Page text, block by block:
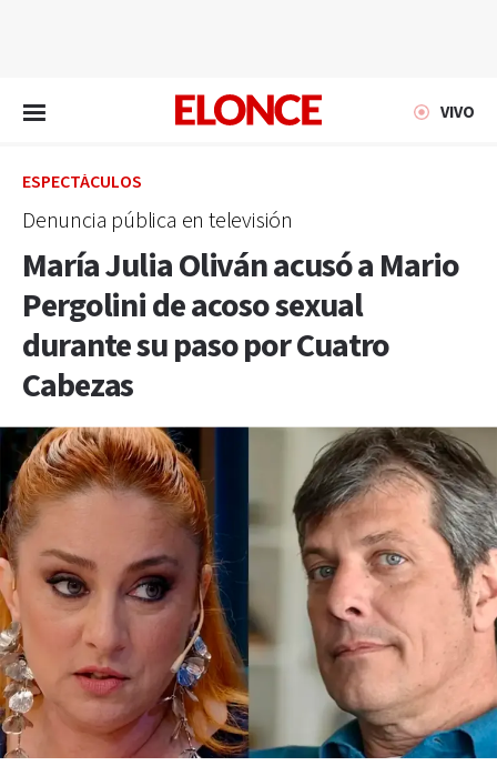
VIVO
ESPECTÁCULOS
Denuncia pública en televisión
María Julia Oliván acusó a Mario
Pergolini de acoso sexual
durante su paso por Cuatro
Cabezas